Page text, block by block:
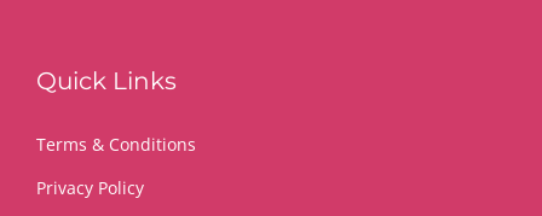
Quick Links
Terms & Conditions
Privacy Policy